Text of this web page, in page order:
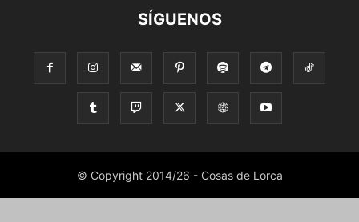
SÍGUENOS
© Copyright 2014/26 - Cosas de Lorca